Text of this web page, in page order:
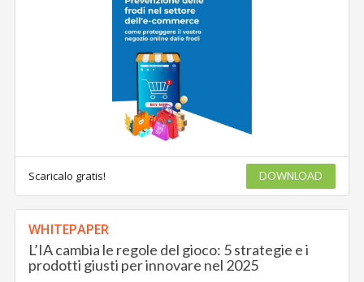
Scaricalo gratis! DOWNLOAD
WHITEPAPER
L’IA cambia le regole del gioco: 5 strategie e i
prodotti giusti per innovare nel 2025